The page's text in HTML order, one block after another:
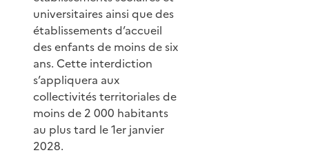
universitaires ainsi que des
établissements d’accueil
des enfants de moins de six
ans. Cette interdiction
s’appliquera aux
collectivités territoriales de
moins de 2 000 habitants
au plus tard le 1er janvier
2028.